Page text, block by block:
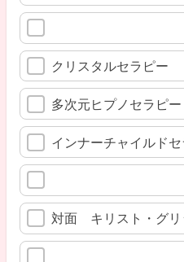
クリスタルセラピー
多次元ヒプノセラピー
インナーチャイルド
対面 キリスト・グリ